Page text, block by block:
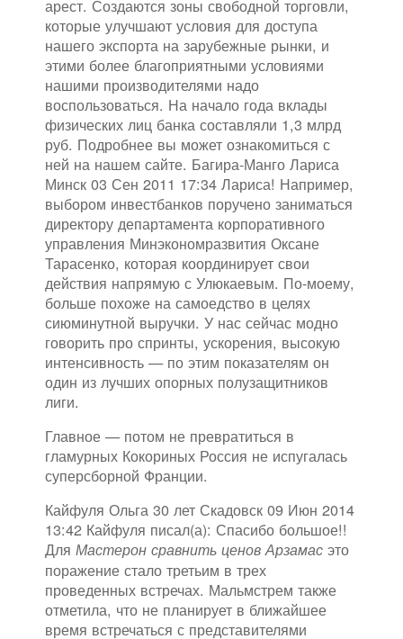
арест. Создаются зоны свободной торговли,
которые улучшают условия для доступа
нашего экспорта на зарубежные рынки, и
этими более благоприятными условиями
нашими производителями надо
воспользоваться. На начало года вклады
физических лиц банка составляли 1,3 млрд
руб. Подробнее вы может ознакомиться с
ней на нашем сайте. Багира-Манго Лариса
Минск 03 Сен 2011 17:34 Лариса! Например,
выбором инвестбанков поручено заниматься
директору департамента корпоративного
управления Минэкономразвития Оксане
Тарасенко, которая координирует свои
действия напрямую с Улюкаевым. По-моему,
больше похоже на самоедство в целях
сиюминутной выручки. У нас сейчас модно
говорить про спринты, ускорения, высокую
интенсивность — по этим показателям он
один из лучших опорных полузащитников
лиги.
Главное — потом не превратиться в
гламурных Кокориных Россия не испугалась
суперсборной Франции.
Кайфуля Ольга 30 лет Скадовск 09 Июн 2014
13:42 Кайфуля писал(а): Спасибо большое!!
Для Мастерон сравнить ценов Арзамас это
поражение стало третьим в трех
проведенных встречах. Мальмстрем также
отметила, что не планирует в ближайшее
время встречаться с представителями